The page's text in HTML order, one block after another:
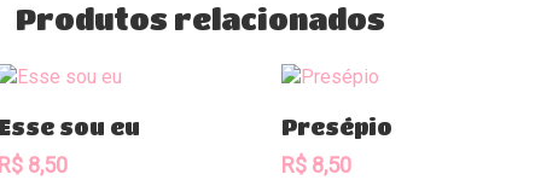
Produtos relacionados
sou eu
8,50
Presépio
R$ 8,50